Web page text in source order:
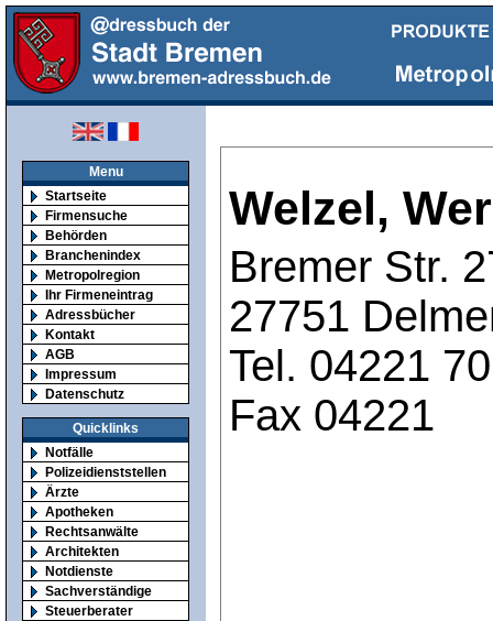
Menu
Startseite
Firmensuche
Behörden
Branchenindex
Metropolregion
Ihr Firmeneintrag
Adressbücher
Kontakt
AGB
Impressum
Datenschutz
Quicklinks
Notfälle
Polizeidienststellen
Ärzte
Apotheken
Rechtsanwälte
Architekten
Notdienste
Sachverständige
Steuerberater
Welzel,
Bremer Str.
27751
Tel. 04221
Fax 04221